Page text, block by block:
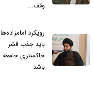
وقف...
رویکرد امامزاده‌ها
باید جذب قشر
خاکستری جامعه
باشد